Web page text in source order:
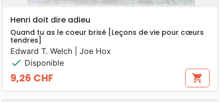
Henri doit dire adieu
Quand tu as le coeur brisé [Leçons de vie pour cœurs
tendres]
Edward T. Welch | Joe Hox
check Disponible
Prix
9,26 CHF shopping_cart